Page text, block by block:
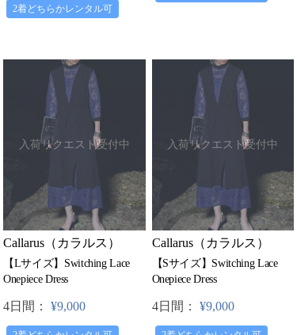
2着どちらかレンタル可
入荷リクエスト受付中
Callarus（カラルス）
【Lサイズ】Switching Lace
Onepiece Dress
4日間： ¥9,000
入荷リクエスト受付中
Callarus（カラルス）
【Sサイズ】Switching Lace
Onepiece Dress
4日間： ¥9,000